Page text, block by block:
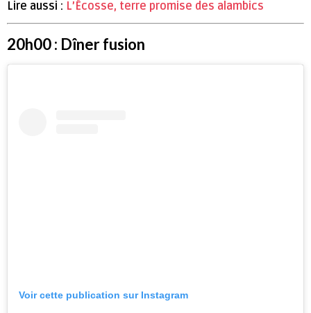
Lire aussi : L’Écosse, terre promise des alambics
20h00 : Dîner fusion
Voir cette publication sur Instagram